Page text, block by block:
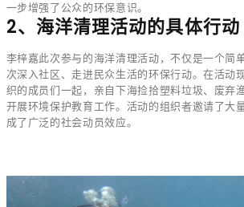
一步增强了公众的环保意识。
2、海洋清理活动的具体行动
李梓嘉此次参与的海洋清理活动，不仅是一个简
次深入社区、走进民众生活的环保行动。在活动
织的成员们一起，亲自下海捡拾塑料垃圾、废弃
开展环境保护教育工作。活动的组织者邀请了大
成了广泛的社会动员效应。